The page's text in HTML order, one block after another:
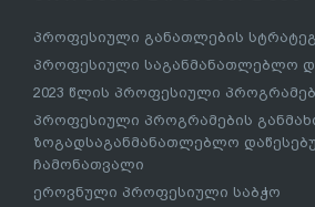
პროფესიული განათლების
პროფესიული საგანმანათლებლო
2023 წლის პროფესიული
პროფესიული პროგრამების
ზოგადსაგანმანათლებლო
ჩამონათვალი
ეროვნული პროფესიული საბჭო